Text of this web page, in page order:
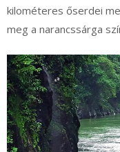
kilométeres őserdei
meg a narancssárga